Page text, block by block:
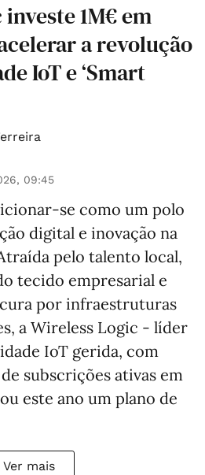
1M€ em
a revolução
IoT e ‘Smart
09:45
se como um polo
digital e inovação na
pelo talento local,
tecido empresarial e
por infraestruturas
a Wireless Logic - líder
IoT gerida, com
subscrições ativas em
este ano um plano de
Ver mais